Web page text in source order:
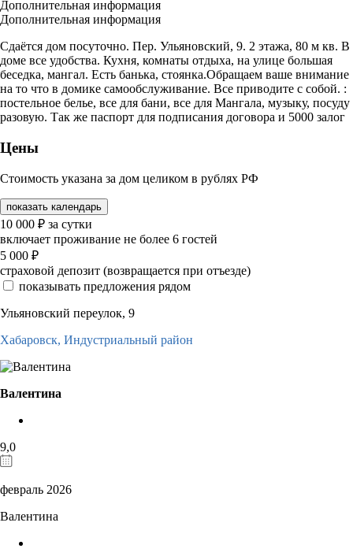
Дополнительная информация
Дополнительная информация
Сдаётся дом посуточно. Пер. Ульяновский, 9. 2 этажа, 80 м кв. В
доме все удобства. Кухня, комнаты отдыха, на улице большая
беседка, мангал. Есть банька, стоянка.Обращаем ваше внимание
на то что в домике самообслуживание. Все приводите с собой. :
постельное белье, все для бани, все для Мангала, музыку, посуду
разовую. Так же паспорт для подписания договора и 5000 залог
Цены
Стоимость указана за дом целиком в рублях РФ
показать календарь
10 000 ₽ за сутки
включает проживание не более 6 гостей
5 000 ₽
страховой депозит (возвращается при отъезде)
показывать предложения рядом
Ульяновский переулок, 9
Хабаровск, Индустриальный район
Валентина
9,0
февраль 2026
Валентина